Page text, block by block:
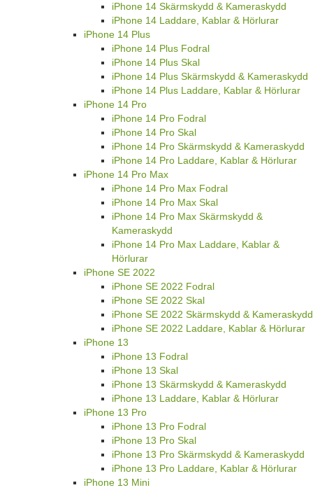
iPhone 14 Skärmskydd & Kameraskydd
iPhone 14 Laddare, Kablar & Hörlurar
iPhone 14 Plus
iPhone 14 Plus Fodral
iPhone 14 Plus Skal
iPhone 14 Plus Skärmskydd & Kameraskydd
iPhone 14 Plus Laddare, Kablar & Hörlurar
iPhone 14 Pro
iPhone 14 Pro Fodral
iPhone 14 Pro Skal
iPhone 14 Pro Skärmskydd & Kameraskydd
iPhone 14 Pro Laddare, Kablar & Hörlurar
iPhone 14 Pro Max
iPhone 14 Pro Max Fodral
iPhone 14 Pro Max Skal
iPhone 14 Pro Max Skärmskydd &
Kameraskydd
iPhone 14 Pro Max Laddare, Kablar &
Hörlurar
iPhone SE 2022
iPhone SE 2022 Fodral
iPhone SE 2022 Skal
iPhone SE 2022 Skärmskydd & Kameraskydd
iPhone SE 2022 Laddare, Kablar & Hörlurar
iPhone 13
iPhone 13 Fodral
iPhone 13 Skal
iPhone 13 Skärmskydd & Kameraskydd
iPhone 13 Laddare, Kablar & Hörlurar
iPhone 13 Pro
iPhone 13 Pro Fodral
iPhone 13 Pro Skal
iPhone 13 Pro Skärmskydd & Kameraskydd
iPhone 13 Pro Laddare, Kablar & Hörlurar
iPhone 13 Mini